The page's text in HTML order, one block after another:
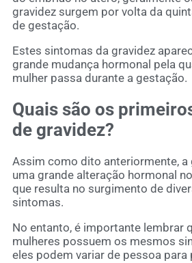
gravidez surgem por volta da
de gestação.
Estes sintomas da gravidez
grande mudança hormonal pela
mulher passa durante a gestação.
Quais são os
de gravidez?
Assim como dito anteriormente,
uma grande alteração hormonal
que resulta no surgimento de
sintomas.
No entanto, é importante lembrar
mulheres possuem os mesmos
eles podem variar de pessoa para